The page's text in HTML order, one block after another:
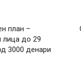
план –
лица до 29
3000 денари